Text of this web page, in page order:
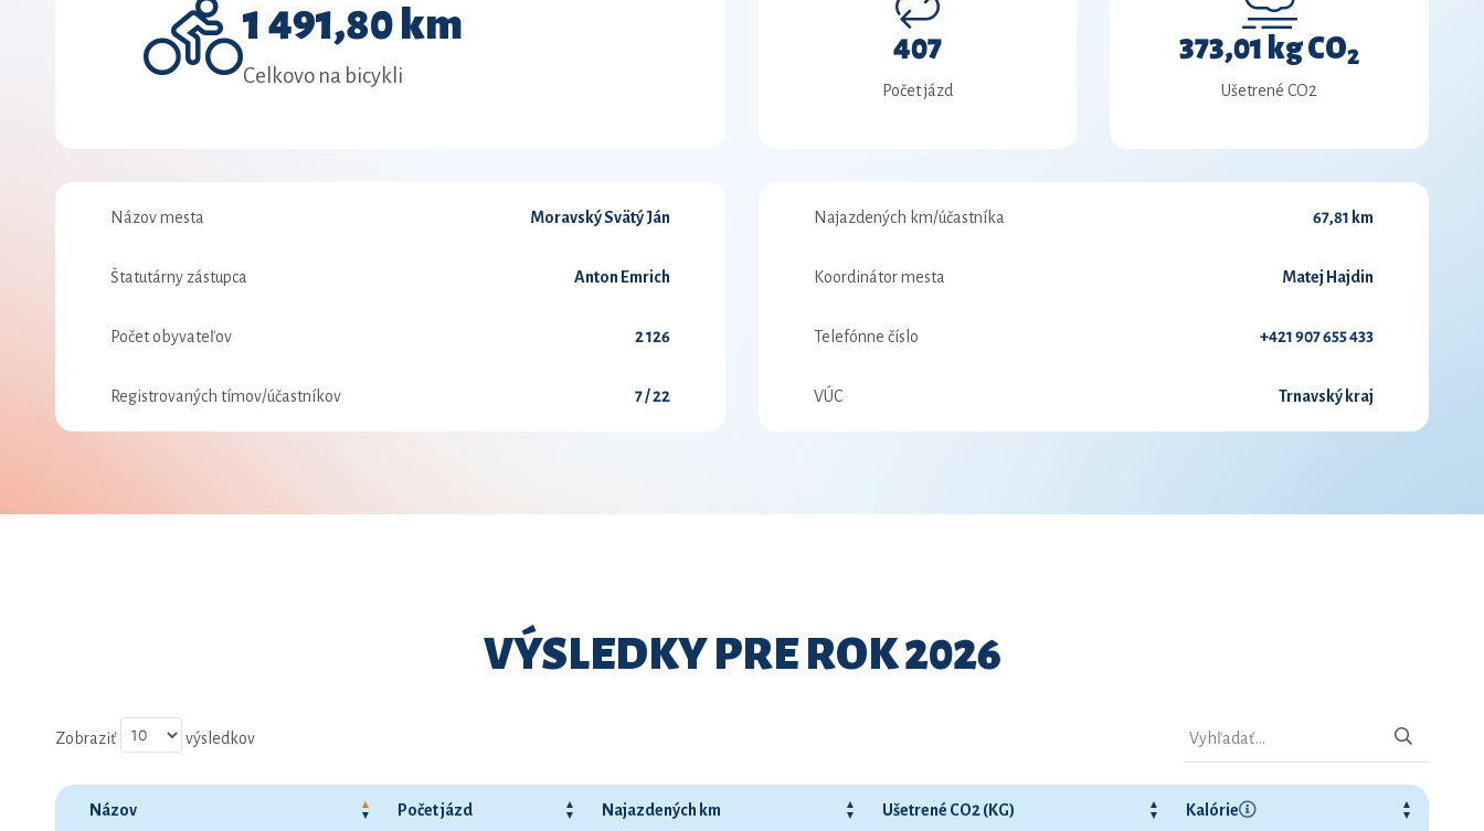
1 491,80 km
Celkovo na bicykli
407
Počet jázd
373,01 kg CO2
Ušetrené CO2
Názov mesta Moravský Svätý Ján
Štatutárny zástupca Anton Emrich
Počet obyvateľov 2 126
Registrovaných tímov/účastníkov 7 / 22
Najazdených km/účastníka 67,81 km
Koordinátor mesta Matej Hajdin
Telefónne číslo +421 907 655 433
VÚC Trnavský kraj
VÝSLEDKY PRE ROK 2026
Zobraziť výsledkov
Názov Počet jázd Najazdených km Ušetrené CO2 (KG) Kalórie